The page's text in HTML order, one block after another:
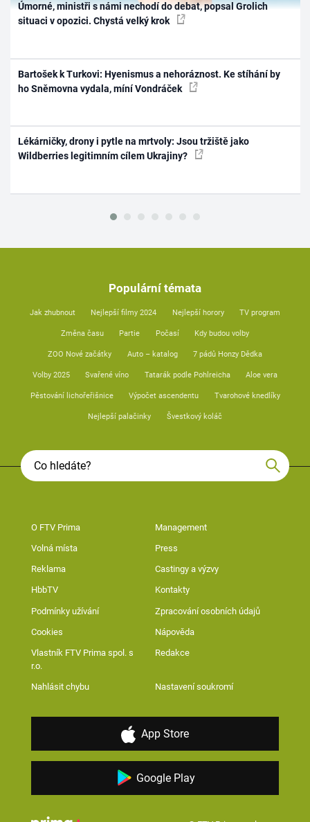
Úmorné, ministři s námi nechodí do debat, popsal Grolich
situaci v opozici. Chystá velký krok
Bartošek k Turkovi: Hyenismus a nehoráznost. Ke stíhání by
ho Sněmovna vydala, míní Vondráček
Lékárničky, drony i pytle na mrtvoly: Jsou tržiště jako
Wildberries legitimním cílem Ukrajiny?
Populární témata
Jak zhubnout Nejlepší filmy 2024 Nejlepší horory TV program
Změna času Partie Počasí Kdy budou volby
ZOO Nové začátky Auto – katalog 7 pádů Honzy Dědka
Volby 2025 Svařené víno Tatarák podle Pohlreicha Aloe vera
Pěstování lichořeřišnice Výpočet ascendentu Tvarohové knedlíky
Nejlepší palačinky Švestkový koláč
O FTV Prima Management
Volná místa Press
Reklama Castingy a výzvy
HbbTV Kontakty
Podmínky užívání Zpracování osobních údajů
Cookies Nápověda
Vlastník FTV Prima spol. s
r.o.
Redakce
Nahlásit chybu Nastavení soukromí
App Store
Google Play